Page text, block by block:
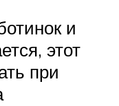
и
этот
при